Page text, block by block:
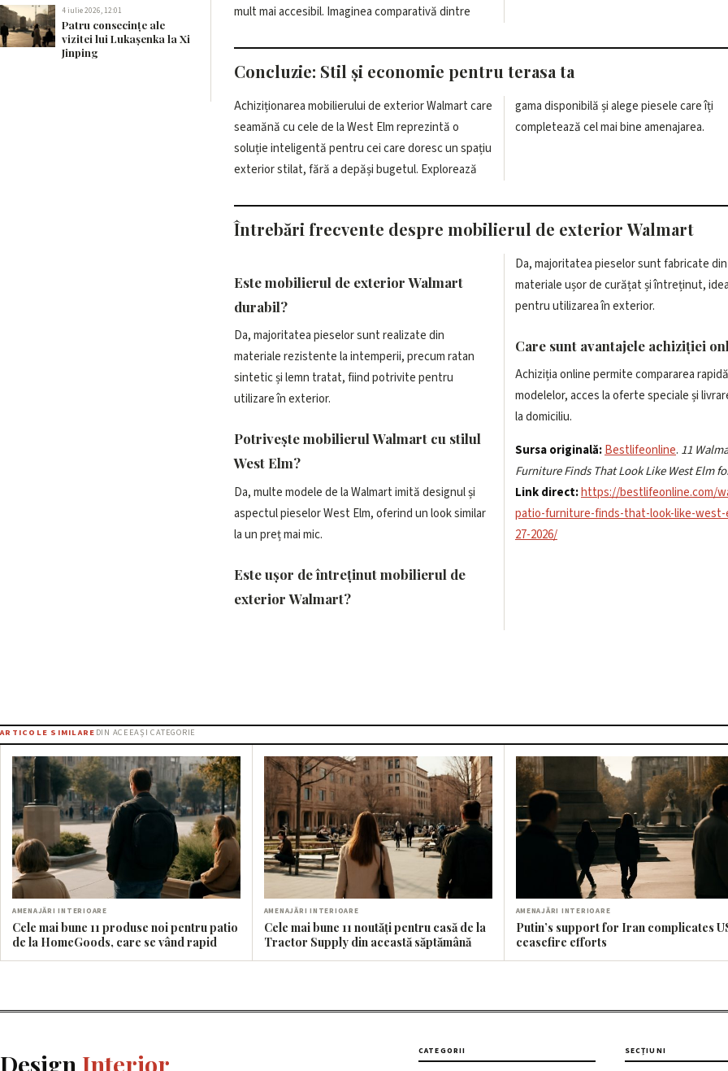
4 iulie 2026, 12:01
Patru consecințe ale
vizitei lui Lukașenka la Xi
Jinping
mult mai accesibil. Imaginea comparativă dintre
Concluzie: Stil și economie pentru terasa ta
Achiziționarea mobilierului de exterior Walmart care
seamănă cu cele de la West Elm reprezintă o
soluție inteligentă pentru cei care doresc un spațiu
exterior stilat, fără a depăși bugetul. Explorează
gama disponibilă și alege piesele care îți
completează cel mai bine amenajarea.
Întrebări frecvente despre mobilierul de exterior Walmart
Este mobilierul de exterior Walmart
durabil?
Da, majoritatea pieselor sunt realizate din
materiale rezistente la intemperii, precum ratan
sintetic și lemn tratat, fiind potrivite pentru
utilizare în exterior.
Potrivește mobilierul Walmart cu stilul
West Elm?
Da, multe modele de la Walmart imită designul și
aspectul pieselor West Elm, oferind un look similar
la un preț mai mic.
Este ușor de întreținut mobilierul de
exterior Walmart?
Da, majoritatea pieselor sunt fabricate din
materiale ușor de curățat și întreținut,
pentru utilizarea în exterior.
Care sunt avantajele achiziției
Achiziția online permite compararea
modelelor, acces la oferte speciale și
la domiciliu.
Sursa originală:Bestlifeonline. 11
Furniture Finds That Look Like West Elm
Link direct:https://bestlifeonline.com/
patio-furniture-finds-that-look-like-west-
27-2026/
ARTICOLE SIMILARE DIN ACEEAȘI CATEGORIE
AMENAJĂRI INTERIOARE
Cele mai bune 11 produse noi pentru patio
de la HomeGoods, care se vând rapid
AMENAJĂRI INTERIOARE
Cele mai bune 11 noutăți pentru casă de la
Tractor Supply din această săptămână
AMENAJĂRI INTERIOARE
Putin’s support for Iran complicates
ceasefire efforts
Design Interior CATEGORII SECȚIUNI